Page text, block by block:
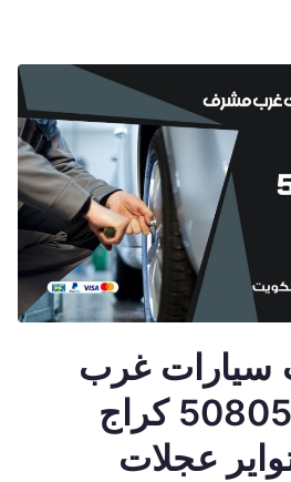
سيارات غرب
مشرف 50805535 كراج
عجلات